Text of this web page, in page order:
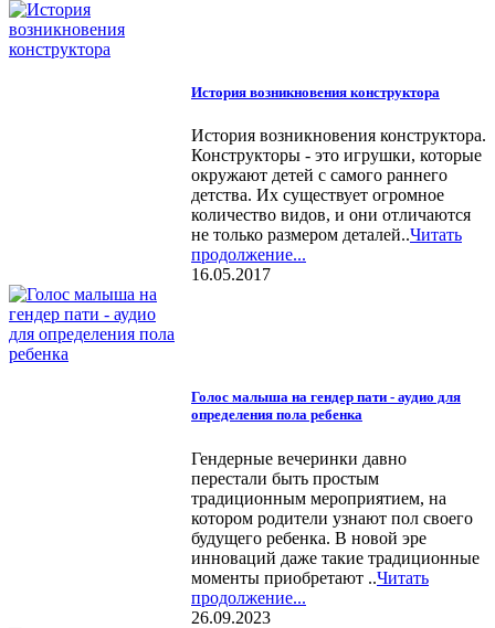
История возникновения конструктора
История возникновения конструктора.
Конструкторы - это игрушки, которые
окружают детей с самого раннего
детства. Их существует огромное
количество видов, и они отличаются
не только размером деталей..Читать
продолжение...
16.05.2017
Голос малыша на гендер пати - аудио для
определения пола ребенка
Гендерные вечеринки давно
перестали быть простым
традиционным мероприятием, на
котором родители узнают пол своего
будущего ребенка. В новой эре
инноваций даже такие традиционные
моменты приобретают ..Читать
продолжение...
26.09.2023